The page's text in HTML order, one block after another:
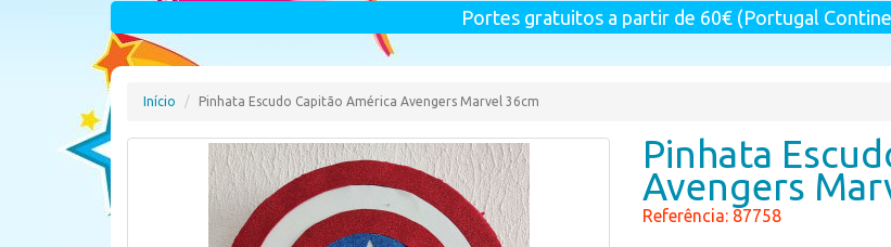
Portes gratuitos a partir de 60€ (Portugal
Início Pinhata Escudo Capitão América Avengers Marvel 36cm
Pinhata
Avengers
Referência: 87758